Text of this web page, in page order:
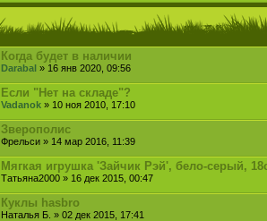
Когда будет в наличии
Darabal » 16 янв 2020, 09:56
Если "Нет на складе"?
Vadanok » 10 ноя 2010, 17:10
Зверополис
Фрельси » 14 мар 2016, 11:39
Мягкая игрушка 'Зайчик Рэй', бело-серый,
Татьяна2000 » 16 дек 2015, 00:47
Куклы hasbro
Наталья Б. » 02 дек 2015, 17:41